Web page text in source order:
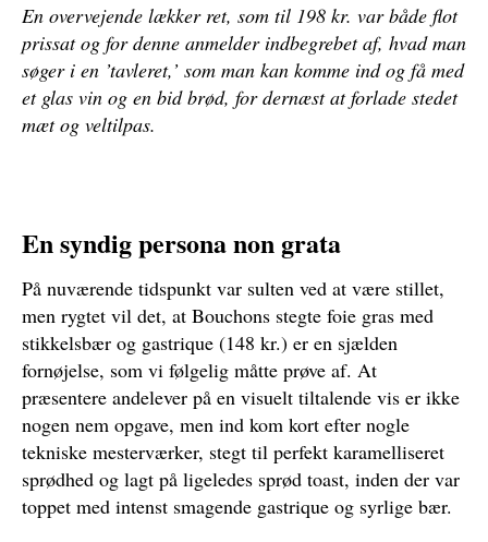
En overvejende lækker ret, som til 198 kr. var både flot
prissat og for denne anmelder indbegrebet af, hvad man
søger i en ’tavleret,’ som man kan komme ind og få med
et glas vin og en bid brød, for dernæst at forlade stedet
mæt og veltilpas.
En syndig persona non grata
På nuværende tidspunkt var sulten ved at være stillet,
men rygtet vil det, at Bouchons stegte foie gras med
stikkelsbær og gastrique (148 kr.) er en sjælden
fornøjelse, som vi følgelig måtte prøve af. At
præsentere andelever på en visuelt tiltalende vis er ikke
nogen nem opgave, men ind kom kort efter nogle
tekniske mesterværker, stegt til perfekt karamelliseret
sprødhed og lagt på ligeledes sprød toast, inden der var
toppet med intenst smagende gastrique og syrlige bær.